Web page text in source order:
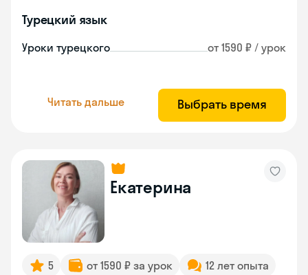
Турецкий язык
Уроки турецкого от 1590 ₽ / урок
Читать дальше Выбрать время
Екатерина
5 от 1590 ₽ за урок 12 лет опыта